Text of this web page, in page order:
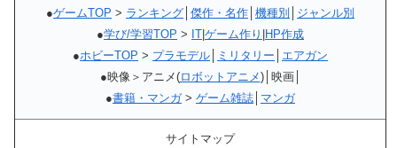
●ゲームTOP > ランキング 傑作・名作 機種別
ジャンル別
●学び/学習TOP > IT ゲーム作り HP作成
●ホビーTOP > プラモデル ミリタリー
エアガン
●映像＞アニメ(ロボットアニメ)│映画│
●書籍・マンガ> ゲーム雑誌 マンガ
サイトマップ